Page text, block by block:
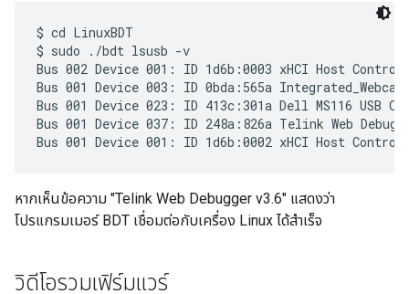
$ cd LinuxBDT
$ sudo ./bdt lsusb -v
Bus 002 Device 001: ID 1d6b:0003 xHCI Host
Bus 001 Device 003: ID 0bda:565a
Bus 001 Device 023: ID 413c:301a Dell MS116 USB
Bus 001 Device 037: ID 248a:826a Telink Web
หากเห็นข้อความ "Telink Web Debugger v3.6" แสดงว่า
โปรแกรมเมอร์ BDT เชื่อมต่อกับเครื่อง Linux ได้สำเร็จ
วิดีโอรวมเฟิร์มแวร์